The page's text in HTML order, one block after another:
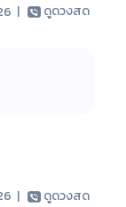
| ดูดวงสด
| ดูดวงสด